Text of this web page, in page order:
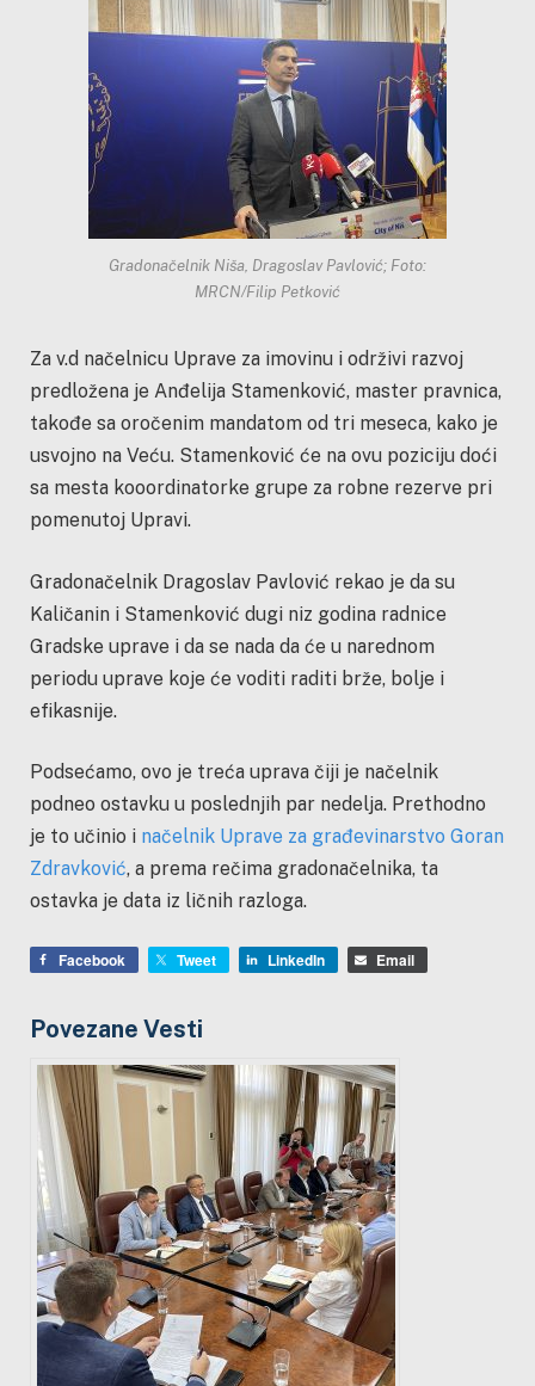
Gradonačelnik Niša, Dragoslav Pavlović; Foto:
MRCN/Filip Petković
Za v.d načelnicu Uprave za imovinu i održivi razvoj
predložena je Anđelija Stamenković, master pravnica,
takođe sa oročenim mandatom od tri meseca, kako je
usvojno na Veću. Stamenković će na ovu poziciju doći
sa mesta kooordinatorke grupe za robne rezerve pri
pomenutoj Upravi.
Gradonačelnik Dragoslav Pavlović rekao je da su
Kaličanin i Stamenković dugi niz godina radnice
Gradske uprave i da se nada da će u narednom
periodu uprave koje će voditi raditi brže, bolje i
efikasnije.
Podsećamo, ovo je treća uprava čiji je načelnik
podneo ostavku u poslednjih par nedelja. Prethodno
je to učinio i načelnik Uprave za građevinarstvo Goran
Zdravković, a prema rečima gradonačelnika, ta
ostavka je data iz ličnih razloga.
Facebook Tweet LinkedIn Email
Povezane Vesti